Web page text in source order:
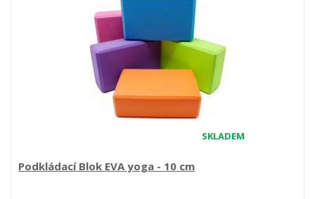
SKLADEM
Podkládací Blok EVA yoga - 10 cm